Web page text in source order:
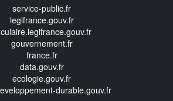
service-public.fr
legifrance.gouv.fr
gouvernement.fr
france.fr
data.gouv.fr
ecologie.gouv.fr
durable.gouv.fr